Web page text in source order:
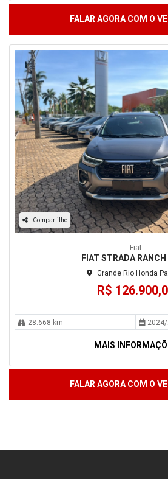
FALAR AGORA COM O
Compartilhe
Fiat
FIAT STRADA
Grande Rio Honda
R$
28.668 km
MAIS
FALAR AGORA COM O